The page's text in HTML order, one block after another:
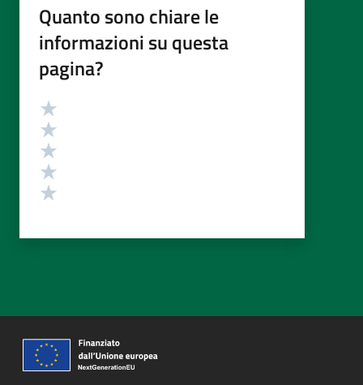
Quanto sono chiare le
informazioni su questa
pagina?
Valutazione